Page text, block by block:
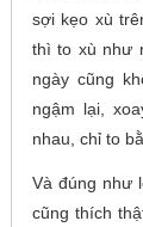
sợi kẹo xù
thì to xù như
ngày cũng
ngậm lại,
nhau, chỉ to
Và đúng như
cũng thích